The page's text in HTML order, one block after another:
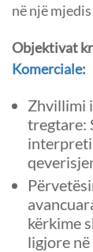
në një
Objektivat
Komerciale:
Zhvillimi
tregtare:
kërkime
ligjore